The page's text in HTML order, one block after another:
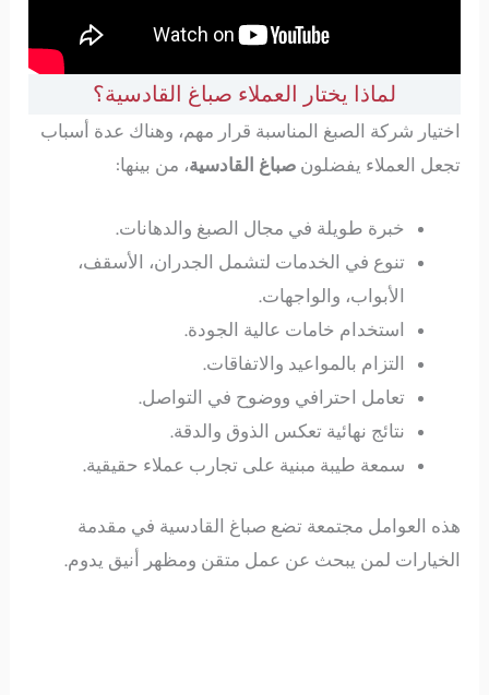
لماذا يختار العملاء صباغ القادسية؟
اختيار شركة الصبغ المناسبة قرار مهم، وهناك عدة أسباب
تجعل العملاء يفضلونصباغ القادسية، من بينها:
خبرة طويلة في مجال الصبغ والدهانات.
تنوع في الخدمات لتشمل الجدران، الأسقف،
الأبواب، والواجهات.
استخدام خامات عالية الجودة.
التزام بالمواعيد والاتفاقات.
تعامل احترافي ووضوح في التواصل.
نتائج نهائية تعكس الذوق والدقة.
سمعة طيبة مبنية على تجارب عملاء حقيقية.
هذه العوامل مجتمعة تضع صباغ القادسية في مقدمة
الخيارات لمن يبحث عن عمل متقن ومظهر أنيق يدوم.